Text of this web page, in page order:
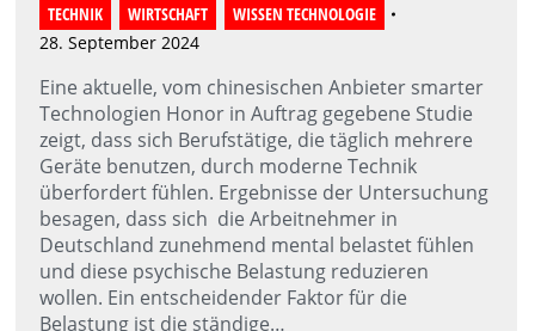
TECHNIK WIRTSCHAFT
WISSEN TECHNOLOGIE
28. September 2024
Eine aktuelle, vom chinesischen Anbieter smarter
Technologien Honor in Auftrag gegebene Studie
zeigt, dass sich Berufstätige, die täglich mehrere
Geräte benutzen, durch moderne Technik
überfordert fühlen. Ergebnisse der Untersuchung
besagen, dass sich die Arbeitnehmer in
Deutschland zunehmend mental belastet fühlen
und diese psychische Belastung reduzieren
wollen. Ein entscheidender Faktor für die
Belastung ist die ständige…